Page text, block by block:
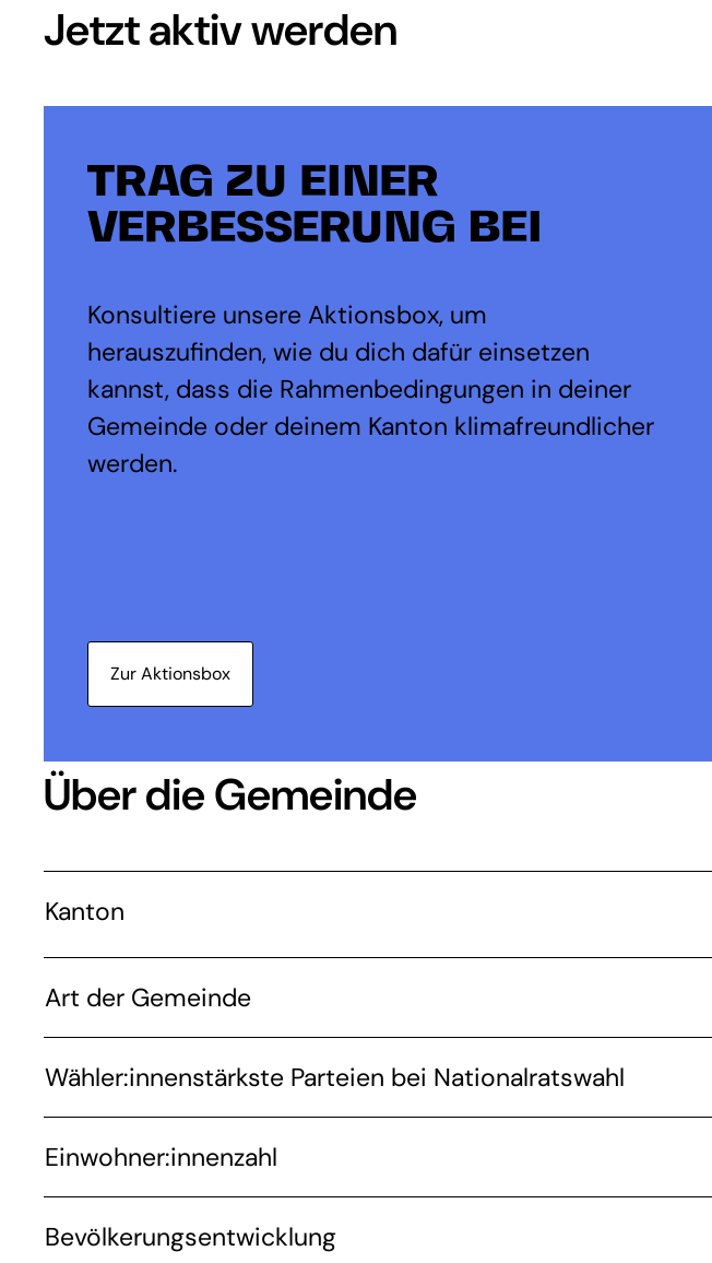
Jetzt aktiv werden
TRAG ZU EINER
VERBESSERUNG BEI
Konsultiere unsere Aktionsbox, um
herauszufinden, wie du dich dafür einsetzen
kannst, dass die Rahmenbedingungen in deiner
Gemeinde oder deinem Kanton klimafreundlicher
werden.
Zur Aktionsbox
Über die Gemeinde
Kanton
Art der Gemeinde
Wähler:innenstärkste Parteien bei Nationalratswahl
Einwohner:innenzahl
Bevölkerungsentwicklung